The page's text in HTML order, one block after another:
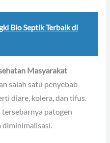
Bio Septik Terbaik di
Masyarakat
salah satu penyebab
diare, kolera, dan tifus.
patogen
diminimalisasi.